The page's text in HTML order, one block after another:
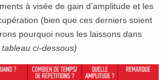
à visée de gain d’amplitude et les
(bien que ces derniers soient
pourquoi nous les laissons dans
ci-dessous)